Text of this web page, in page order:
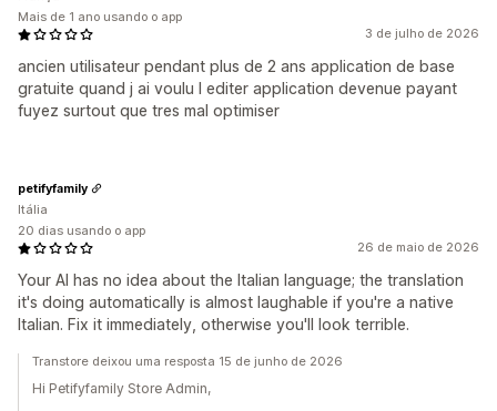
3 de julho de 2026
ancien utilisateur pendant plus de 2 ans application de base
gratuite quand j ai voulu l editer application devenue payant
fuyez surtout que tres mal optimiser
Mais de 1 ano usando o app
26 de maio de 2026
Your AI has no idea about the Italian language; the translation
it's doing automatically is almost laughable if you're a native
Italian. Fix it immediately, otherwise you'll look terrible.
petifyfamily
Itália
20 dias usando o app
Transtore deixou uma resposta 15 de junho de 2026
Hi Petifyfamily Store Admin,